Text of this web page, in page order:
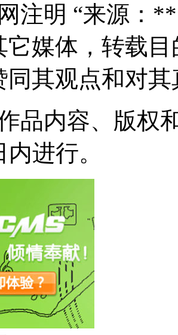
注明 “来源：
它媒体，转载
同其观点和对
品内容、版权
进行。